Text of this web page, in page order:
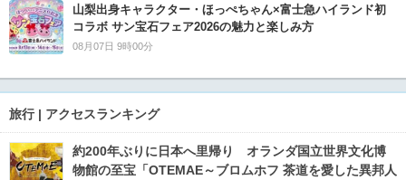
山梨出身キャラクター・ほっぺちゃん×富士急ハイランド初
コラボ サン宝石フェア2026の魅力と楽しみ方
08月07日 9時00分
旅行 | アクセスランキング
約200年ぶりに日本へ里帰り オランダ国立世界文化博
物館の至宝「OTEMAE～ブロムホフ 茶道を愛した異邦人